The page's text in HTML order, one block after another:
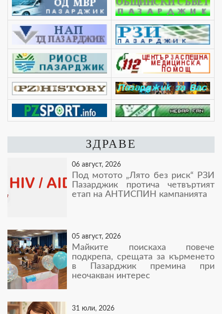
ЗДРАВЕ
06 август, 2026
Под мотото „Лято без риск“ РЗИ
Пазарджик протича четвъртият
етап на АНТИСПИН кампанията
05 август, 2026
Майките поискаха повече
подкрепа, срещата за кърменето
в Пазарджик премина при
неочакван интерес
31 юли, 2026